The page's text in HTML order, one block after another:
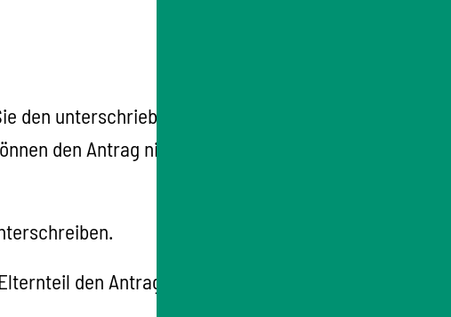
den unterschriebenen Antrag an die L-Bank.
den Antrag nicht selbst ausdrucken? Dann
den Antrag des anderen unterschreiben.